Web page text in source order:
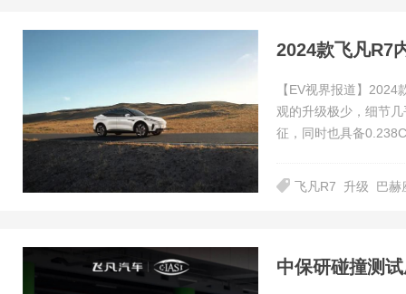
2024款飞凡R7
【EV视界报道】
观的升级极少，细节
征，同时也具备
飞凡R7 升级 巴赫
中保研碰撞测